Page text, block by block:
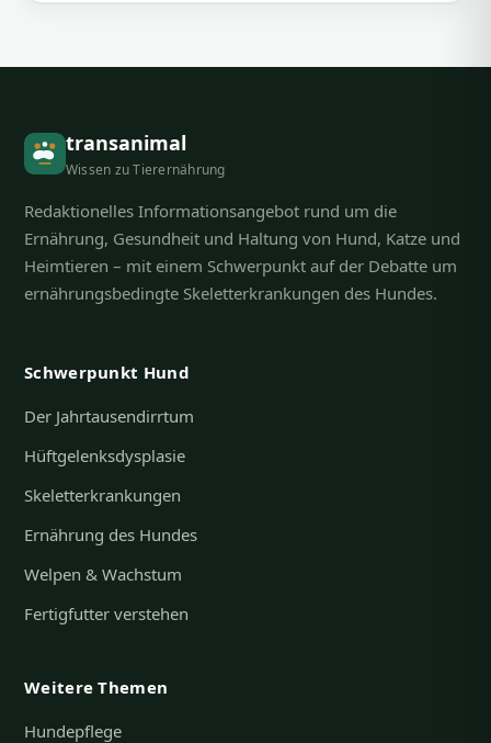
transanimal
Wissen zu Tierernährung
Redaktionelles Informationsangebot rund um die
Ernährung, Gesundheit und Haltung von Hund, Katze und
Heimtieren – mit einem Schwerpunkt auf der Debatte um
ernährungsbedingte Skeletterkrankungen des Hundes.
Schwerpunkt Hund
Der Jahrtausendirrtum
Hüftgelenksdysplasie
Skeletterkrankungen
Ernährung des Hundes
Welpen & Wachstum
Fertigfutter verstehen
Weitere Themen
Hundepflege